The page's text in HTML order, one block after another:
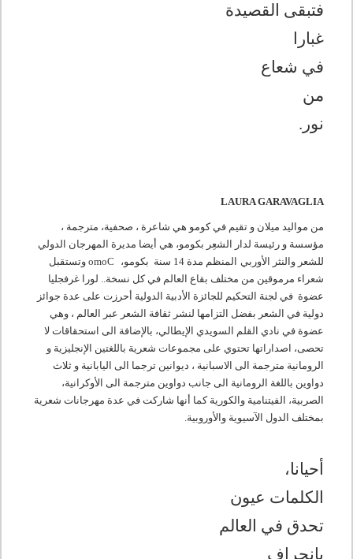
فتبقى القصيدة
غبارا
في شعاع
من
نور.
LAURA GARAVAGLIA
من مواليد ميلان و تقيم في كومو هي شاعرة ، صحفية، مترجمة ،
مؤسسة و رئيسة لدار الشعِر بكومو، هي أيضا مديرة المهرجان الدولي
للشعر والنثر الأوربي المنظم مدة 14 سنة بكومو، C
omo وتستقبل
شعراء مرموقين من مختلف بقاع العالم في كل نسخة.. لورا غرفجليا
عضوة في لجنة التحكيم للجائزة الأدبية الدولية أحرزت على عدة جوائز
دولية في الشعر بفضل التزامها لنشر ثقافة الشعر عبر العالم ، وهي
عضوة في نادي القلم السويدي الإيطالي، بالإضافة الى استحقاقات لا
تحصى، اصداراتها تحتوي على مجموعات شعرية باللغتين الإنجليزية و
الرومانية مترجمة الى الاسبانية ، ديوانين ترجما الى اليابانية و ثلاث
دواوين باللغة الرومانية الى جانب دواوين مترجمة الى الأوكرانية،
الصربية، الفيتنامية والكورية كما أنها شاركت في عدة مهرجانات شعرية
بمختلف الدول الآسيوية والأوروبية.
أحيانا،
الكلمات عيون
تحدق في العالم
بانحراف